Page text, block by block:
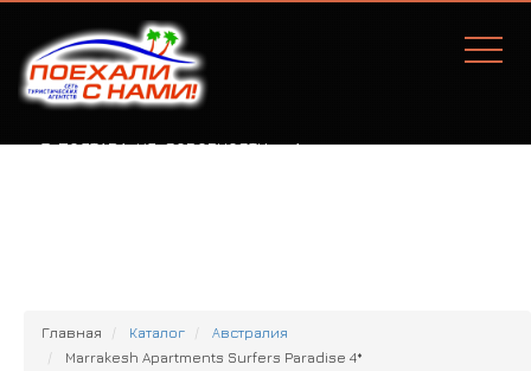
Г. ПОЛТАВА, УЛ. СОБОРНОСТИ, 77А
Главная Каталог
Австралия
Marrakesh Apartments Surfers Paradise 4*